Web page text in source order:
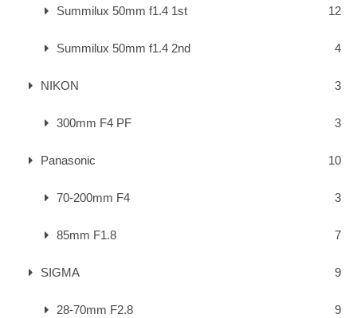
Summilux 50mm f1.4 1st 12
Summilux 50mm f1.4 2nd 4
NIKON 3
300mm F4 PF 3
Panasonic 10
70-200mm F4 3
85mm F1.8 7
SIGMA 9
28-70mm F2.8 9